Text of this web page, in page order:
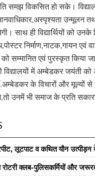
समझ विकसित हो सके।
उन्मूलन
साथ ही विद्यार्थियों को
निर्माण,नाटक,गायन एवं
सम्मानित एवं पुरस्कृत किया
में अम्बेडकर जयंती को
के विचारों और
उनमें भी समाज के प्रति
लूटपाट व कथित यौन उत्पीड़न के
क्लब-पुलिसकर्मियों और